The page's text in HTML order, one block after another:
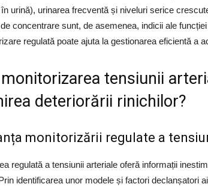
urină), urinarea frecventă și niveluri serice
concentrare sunt, de asemenea, indicii ale
regulată poate ajuta la gestionarea eficientă a
tensiunii
deteriorării rinichilor?
monitorizării regulate a
regulată a tensiunii arteriale oferă informații
identificarea unor modele și factori declanșatori